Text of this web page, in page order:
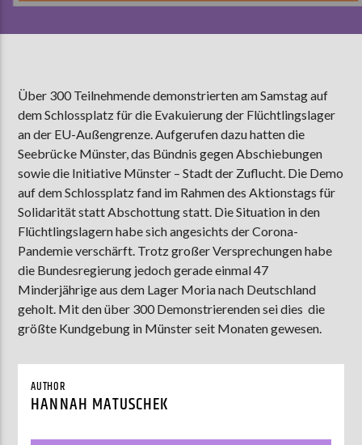
ECCA VANDAL
AKTUELLE SENDUNG
COFFEESHOP
09:00 12:00
ZU HÖREN INMünster90,9 MHzSteinfurt103,9 MHz
Über 300 Teilnehmende demonstrierten am Samstag auf
dem Schlossplatz für die Evakuierung der Flüchtlingslager
an der EU-Außengrenze. Aufgerufen dazu hatten die
Seebrücke Münster, das Bündnis gegen Abschiebungen
sowie die Initiative Münster – Stadt der Zuflucht. Die Demo
auf dem Schlossplatz fand im Rahmen des Aktionstags für
Solidarität statt Abschottung statt. Die Situation in den
Flüchtlingslagern habe sich angesichts der Corona-
Pandemie verschärft. Trotz großer Versprechungen habe
die Bundesregierung jedoch gerade einmal 47
Minderjährige aus dem Lager Moria nach Deutschland
geholt. Mit den über 300 Demonstrierenden sei dies die
größte Kundgebung in Münster seit Monaten gewesen.
AUTHOR
HANNAH MATUSCHEK